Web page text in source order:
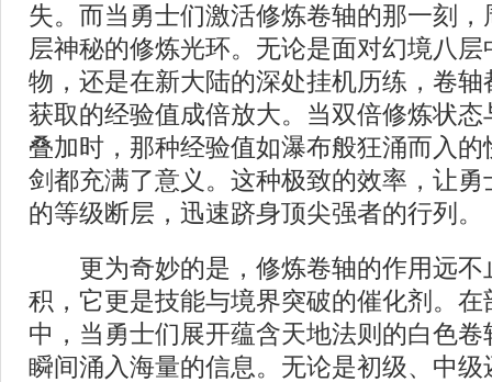
失。而当勇士们激活修炼卷轴的那一刻
层神秘的修炼光环。无论是面对幻境八
物，还是在新大陆的深处挂机历练，卷
获取的经验值成倍放大。当双倍修炼状
叠加时，那种经验值如瀑布般狂涌而入
剑都充满了意义。这种极致的效率，让
的等级断层，迅速跻身顶尖强者的行列。
更为奇妙的是，修炼卷轴的作用远不
积，它更是技能与境界突破的催化剂。
中，当勇士们展开蕴含天地法则的白色
瞬间涌入海量的信息。无论是初级、中